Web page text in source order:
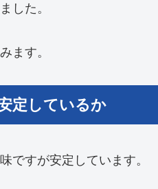
した。
ます。
定しているか
ですが安定しています。